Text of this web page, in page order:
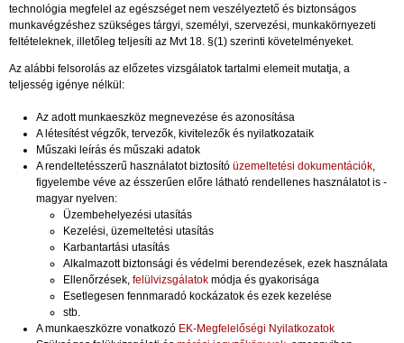
technológia megfelel az egészséget nem veszélyeztető és biztonságos
munkavégzéshez szükséges tárgyi, személyi, szervezési, munkakörnyezeti
feltételeknek, illetőleg teljesíti az Mvt 18. §(1) szerinti követelményeket.
Az alábbi felsorolás az előzetes vizsgálatok tartalmi elemeit mutatja, a
teljesség igénye nélkül:
Az adott munkaeszköz megnevezése és azonosítása
A létesítést végzők, tervezők, kivitelezők és nyilatkozataik
Műszaki leírás és műszaki adatok
A rendeltetésszerű használatot biztosító üzemeltetési dokumentációk,
figyelembe véve az ésszerűen előre látható rendellenes használatot is -
magyar nyelven:
Üzembehelyezési utasítás
Kezelési, üzemeltetési utasítás
Karbantartási utasítás
Alkalmazott biztonsági és védelmi berendezések, ezek használata
Ellenőrzések, felülvizsgálatok módja és gyakorisága
Esetlegesen fennmaradó kockázatok és ezek kezelése
stb.
A munkaeszközre vonatkozó EK-Megfelelőségi Nyilatkozatok